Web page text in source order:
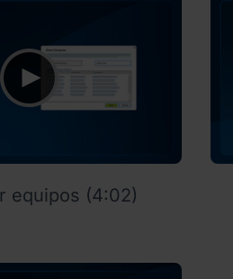
equipos (4:02)